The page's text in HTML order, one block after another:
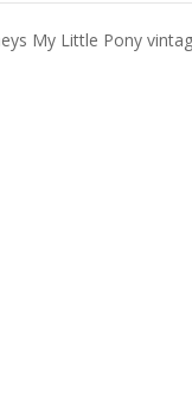
My Little Pony